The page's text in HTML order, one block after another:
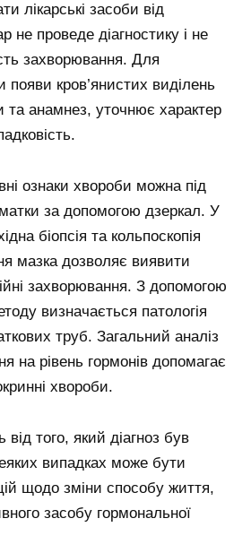
лікарські засоби від
не проведе діагностику і не
захворювання. Для
появи кров’янистих виділень
та анамнез, уточнює характер
ознаки хвороби можна під
за допомогою дзеркал. У
біопсія та кольпоскопія
мазка дозволяє виявити
захворювання. З допомогою
визначається патологія
труб. Загальний аналіз
на рівень гормонів допомагає
хвороби.
від того, який діагноз був
випадках може бути
щодо зміни способу життя,
засобу гормональної